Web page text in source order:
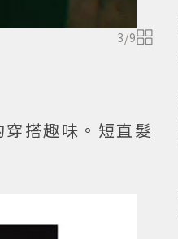
3/9
搭趣味。短直髮